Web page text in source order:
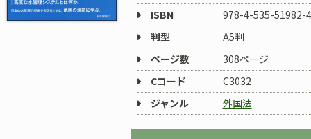
ISBN
978-4-535-51982-4
判型
A5判
ページ数
308ページ
Cコード
C3032
ジャンル
外国法